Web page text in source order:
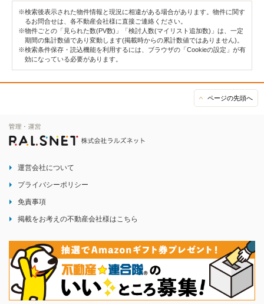
※検索後表示された物件情報と現況に相違がある場合があります。物件に関す
るお問合せは、各不動産会社様に直接ご連絡ください。
※物件ごとの「見られた数(PV数)」「検討人数(マイリスト追加数)」は、一定
期間の集計数値であり変動します(掲載時からの累計数値ではありません)。
※検索条件保存・読込機能を利用するには、ブラウザの「Cookieの設定」が有
効になっている必要があります。
ページの先頭へ
運営会社について
プライバシーポリシー
免責事項
掲載をお考えの不動産会社様はこちら